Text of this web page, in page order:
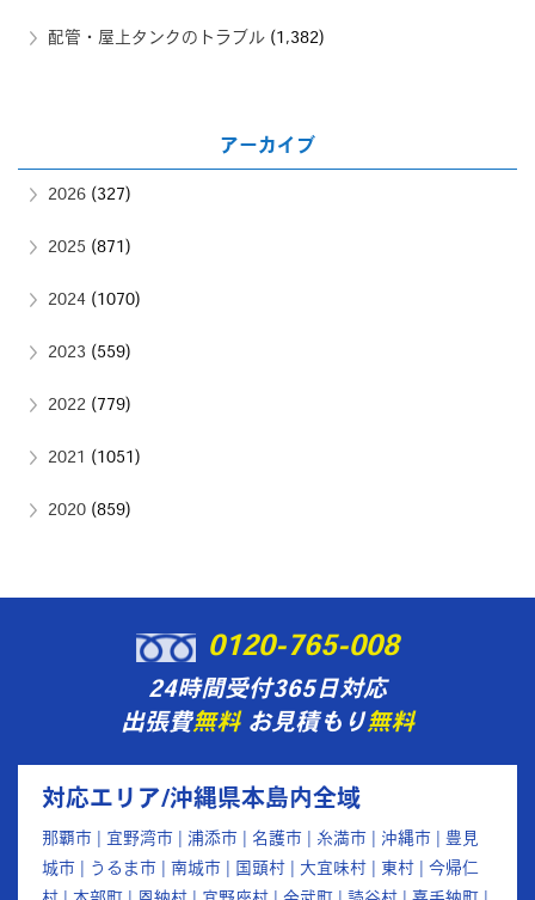
配管・屋上タンクのトラブル (1,382)
アーカイブ
2026 (327)
2025 (871)
2024 (1070)
2023 (559)
2022 (779)
2021 (1051)
2020 (859)
0120-765-008
24時間受付365日対応
出張費無料お見積もり無料
対応エリア/沖縄県本島内全域
那覇市 | 宜野湾市 | 浦添市 | 名護市 | 糸満市 | 沖縄市 | 豊見
城市 | うるま市 | 南城市 | 国頭村 | 大宜味村 | 東村 | 今帰仁